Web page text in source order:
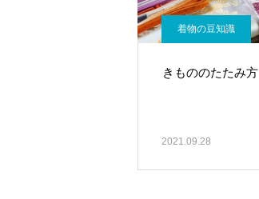
着物の豆知識
きもののたたみ方
2021.09.28